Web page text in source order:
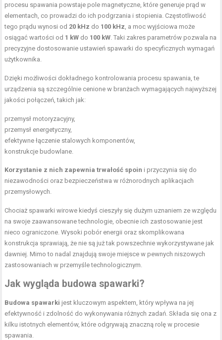
procesu spawania powstaje pole magnetyczne, które generuje prąd w
elementach, co prowadzi do ich podgrzania i stopienia. Częstotliwość
tego prądu wynosi od 20 kHz do 100 kHz, a moc wyjściowa może
osiągać wartości od 1 kW do 100 kW. Taki zakres parametrów pozwala na
precyzyjne dostosowanie ustawień spawarki do specyficznych wymagań
użytkownika.
Dzięki możliwości dokładnego kontrolowania procesu spawania, te
urządzenia są szczególnie cenione w branżach wymagających najwyższej
jakości połączeń, takich jak:
przemysł motoryzacyjny,
przemysł energetyczny,
efektywne łączenie stalowych komponentów,
konstrukcje budowlane.
Korzystanie z nich zapewnia trwałość spoin i przyczynia się do
niezawodności oraz bezpieczeństwa w różnorodnych aplikacjach
przemysłowych.
Chociaż spawarki wirowe kiedyś cieszyły się dużym uznaniem ze względu
na swoje zaawansowane technologie, obecnie ich zastosowanie jest
nieco ograniczone. Wysoki pobór energii oraz skomplikowana
konstrukcja sprawiają, że nie są już tak powszechnie wykorzystywane jak
dawniej. Mimo to nadal znajdują swoje miejsce w pewnych niszowych
zastosowaniach w przemyśle technologicznym.
Jak wygląda budowa spawarki?
Budowa spawarki jest kluczowym aspektem, który wpływa na jej
efektywność i zdolność do wykonywania różnych zadań. Składa się ona z
kilku istotnych elementów, które odgrywają znaczną rolę w procesie
spawania.